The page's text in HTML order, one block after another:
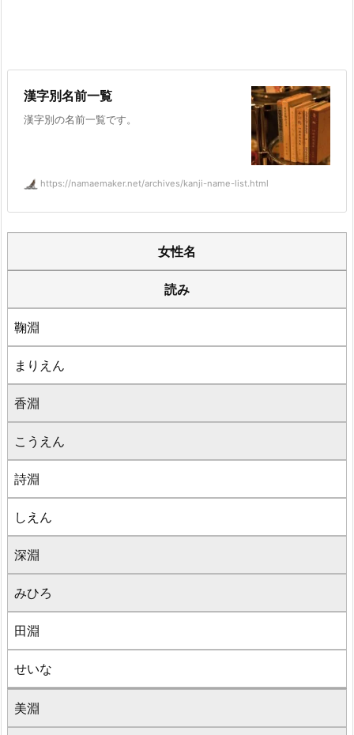
漢字別名前一覧
漢字別の名前一覧です。
https://namaemaker.net/archives/kanji-name-list.html
女性名
読み
鞠淵
まりえん
香淵
こうえん
詩淵
しえん
深淵
みひろ
田淵
せいな
美淵